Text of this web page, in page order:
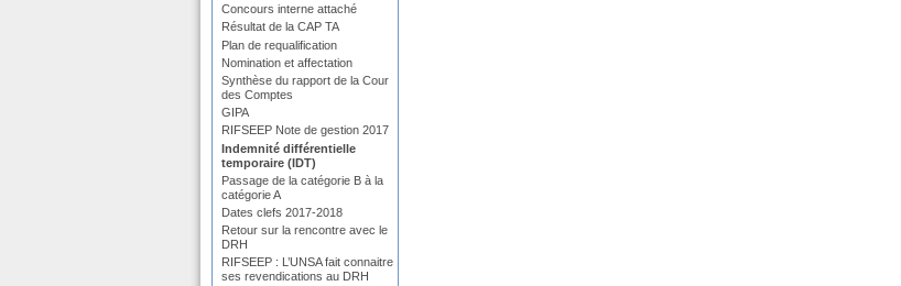
Concours interne attaché
Résultat de la CAP TA
Plan de requalification
Nomination et affectation
Synthèse du rapport de la Cour
des Comptes
GIPA
RIFSEEP Note de gestion 2017
Indemnité différentielle
temporaire (IDT)
Passage de la catégorie B à la
catégorie A
Dates clefs 2017-2018
Retour sur la rencontre avec le
DRH
RIFSEEP : L’UNSA fait connaitre
ses revendications au DRH